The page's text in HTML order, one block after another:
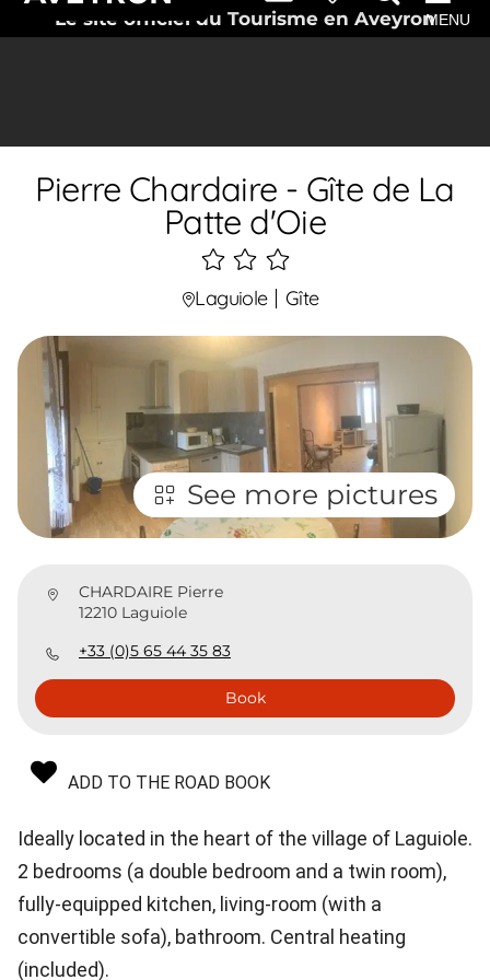
Le site officiel du Tourisme en AveyronMENU
Pierre Chardaire - Gîte de La
Patte d'Oie
3
étoiles
Laguiole Gîte
See more pictures
CHARDAIRE Pierre
12210 Laguiole
+33 (0)5 65 44 35 83
Book
ADD TO THE ROAD BOOK
Ideally located in the heart of the village of Laguiole.
2 bedrooms (a double bedroom and a twin room),
fully-equipped kitchen, living-room (with a
convertible sofa), bathroom. Central heating
(included).